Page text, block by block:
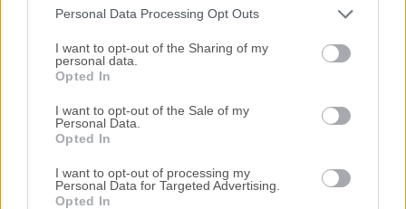
Personal Data Processing Opt Outs
I want to opt-out of the Sharing of my
personal data.
Opted In
I want to opt-out of the Sale of my
Personal Data.
Opted In
I want to opt-out of processing my
Personal Data for Targeted Advertising.
Opted In
administración de servidor...